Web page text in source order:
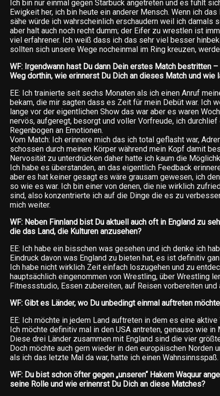
Ich bin nur einmal gegen Starbuck angetreten und es fühlt
Ewigkeit her, ich bin heute ein anderer Mensch. Wenn ich
sähe würde ich wahrscheinlich erschaudern weil ich damals
aber halt auch noch recht dumm; der Eifer zu wrestlen ist
viel erfahrener. Ich weiß dass ich das sehr viel besser
sollten sich unsere Wege nocheinmal im Ring kreuzen,
WF: Irgendwann hast Du dann Dein erstes Match bestritten
Weg dorthin, wie erinnerst Du Dich an dieses Match und wie
EE: Ich trainierte seit sechs Monaten als ich einen Anruf
bekam, die mir sagten dass es Zeit für mein Debüt war. Ich
lange vor der eigentlichen Show das war aber es waren
nervös, aufgeregt, besorgt und voller Vorfreude, ich durchlief
Regenbogen an Emotionen.
Vom Match: Ich erinnere mich das ich total geflasht war,
schossen durch meinen Körper während mein Kopf damit
Nervosität zu unterdrücken daher hatte ich kaum die
Ich habe es überstanden, an das eigentlich Feedback
aber es hat keiner gesagt es wäre grausam gewesen, ich
so wie es war. Ich bin einer von denen, die nie wirklich
sind, also konzentrierte ich auf die Dinge die es zu
mich weiter.
WF: Neben Finnland bist Du aktuell auch oft in England zu
die das Land, die Kulturen anzusehen?
EE: Ich habe ein bisschen was gesehen und ich denke ich
Eindruck davon was England zu bieten hat, es ist definitiv
Ich habe nicht wirklich Zeit einfach loszugehen und zu
hauptsächlich eingenommen von Wrestling, über Wrestling
Fitnessstudio, Essen zubereiten, auf Reisen vorbereiten und
WF: Gibt es Länder, wo Du unbedingt einmal auftreten
EE: Ich möchte in jedem Land auftreten in dem es eine
Ich möchte definitiv mal in den USA antreten, genauso wie in
Diese drei Länder zusammen mit England sind die vier
Doch möchte auch gern wieder in den europäischen Norden
als ich das letzte Mal da war, hatte ich einen Wahnsinnsspaß.
WF: Du bist schon öfter gegen „unseren“ Hakem Waquur
seine Rolle und wie erinenrst Du Dich an diese Matches?